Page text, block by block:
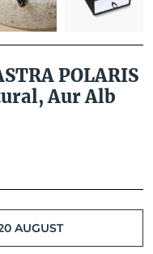
POLARIS
Aur Alb
AUGUST